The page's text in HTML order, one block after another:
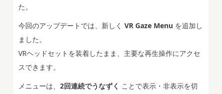
た。
今回のアップデートでは、新しく VR Gaze Menu を追加し
ました。
VRヘッドセットを装着したまま、主要な再生操作にアクセ
スできます。
メニューは、 2回連続でうなずく ことで表示・非表示を切